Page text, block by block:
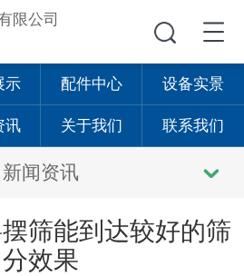
示 配件中心 设备实景
讯 关于我们 联系我们
新闻资讯
筛能到达较好的筛
分效果